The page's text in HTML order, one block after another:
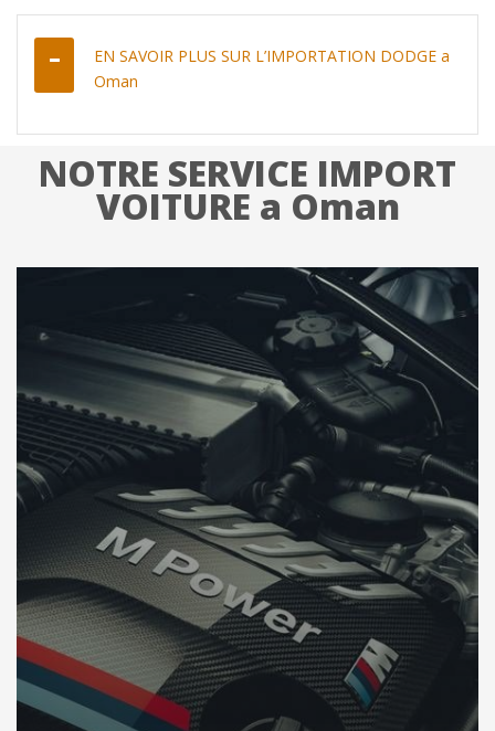
EN SAVOIR PLUS SUR L’IMPORTATION DODGE a
Oman
NOTRE SERVICE IMPORT
VOITURE a Oman